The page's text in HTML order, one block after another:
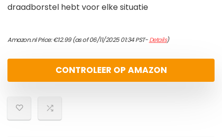
draadborstel hebt voor elke situatie
Amazon.nl Price:€12.99(as of 06/11/2025 01:34 PST-Details)
CONTROLEER OP AMAZON